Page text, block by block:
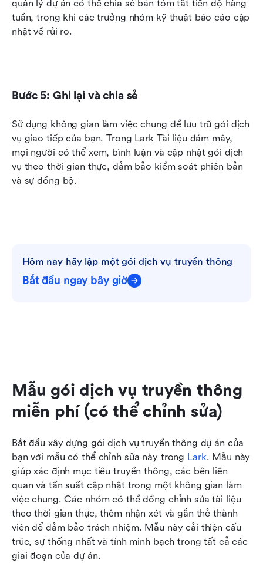
quản lý dự án có thể chia sẻ bản tóm tắt tiến độ hàng
tuần, trong khi các trưởng nhóm kỹ thuật báo cáo cập
nhật về rủi ro.
Bước 5: Ghi lại và chia sẻ
Sử dụng không gian làm việc chung để lưu trữ gói dịch
vụ giao tiếp của bạn. Trong Lark Tài liệu đám mây,
mọi người có thể xem, bình luận và cập nhật gói dịch
vụ theo thời gian thực, đảm bảo kiểm soát phiên bản
và sự đồng bộ.
Hôm nay hãy lập một gói dịch vụ truyền thông
Bắt đầu ngay bây giờ
Mẫu gói dịch vụ truyền thông
miễn phí (có thể chỉnh sửa)
Bắt đầu xây dựng gói dịch vụ truyền thông dự án của
bạn với mẫu có thể chỉnh sửa này trong Lark. Mẫu này
giúp xác định mục tiêu truyền thông, các bên liên
quan và tần suất cập nhật trong một không gian làm
việc chung. Các nhóm có thể đồng chỉnh sửa tài liệu
theo thời gian thực, thêm nhận xét và gắn thẻ thành
viên để đảm bảo trách nhiệm. Mẫu này cải thiện cấu
trúc, sự thống nhất và tính minh bạch trong tất cả các
giai đoạn của dự án.